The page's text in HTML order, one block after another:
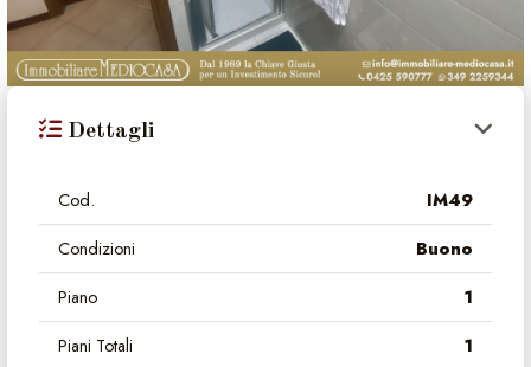
Dettagli
Cod. IM49
Condizioni Buono
Piano 1
Piani Totali 1